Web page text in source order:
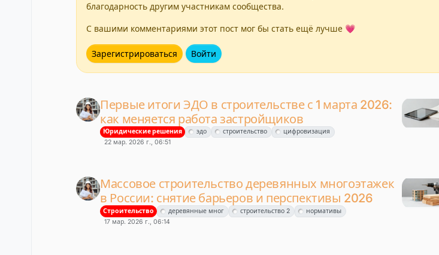
благодарность другим участникам сообщества.
С вашими комментариями этот пост мог бы стать ещё лучше 💗
Зарегистрироваться Войти
Первые итоги ЭДО в строительстве с 1 марта 2026:
как меняется работа застройщиков
Юридические решения эдо строительство
цифровизация
22 мар. 2026 г., 06:51
Массовое строительство деревянных многоэтажек
в России: снятие барьеров и перспективы 2026
Строительство деревянные мног строительство 2
нормативы
17 мар. 2026 г., 06:14